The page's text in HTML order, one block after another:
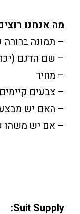
מה אנחנו
– תמונה
– שם הדגם
– מחיר
– צבעים קיימים
– האם יש
– אם יש משהו
Suit Supply: